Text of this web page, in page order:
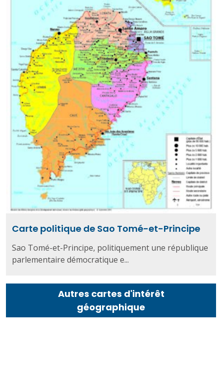
Carte politique de Sao Tomé-et-Principe
Sao Tomé-et-Principe, politiquement une république
parlementaire démocratique e...
Autres cartes d'intérêt
géographique